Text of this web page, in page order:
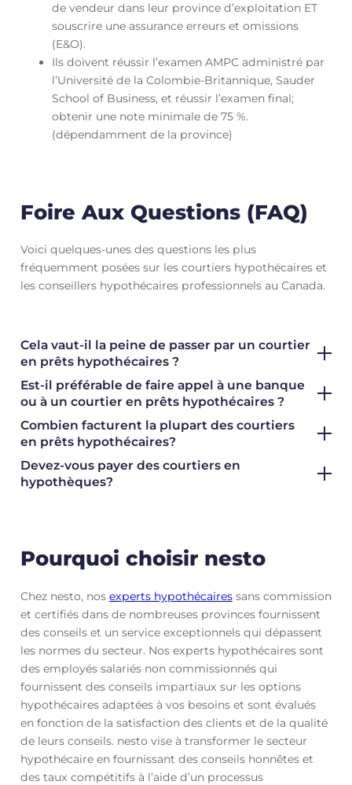
de vendeur dans leur province d’exploitation ET
souscrire une assurance erreurs et omissions
(E&O).
Ils doivent réussir l’examen AMPC administré par
l’Université de la Colombie-Britannique, Sauder
School of Business, et réussir l’examen final;
obtenir une note minimale de 75 %.
(dépendamment de la province)
Foire Aux Questions (FAQ)
Voici quelques-unes des questions les plus
fréquemment posées sur les courtiers hypothécaires et
les conseillers hypothécaires professionnels au Canada.
Cela vaut-il la peine de passer par un courtier
en prêts hypothécaires ?
Est-il préférable de faire appel à une banque
ou à un courtier en prêts hypothécaires ?
Combien facturent la plupart des courtiers
en prêts hypothécaires?
Devez-vous payer des courtiers en
hypothèques?
Pourquoi choisir nesto
Chez nesto, nos experts hypothécairessans commission
et certifiés dans de nombreuses provinces fournissent
des conseils et un service exceptionnels qui dépassent
les normes du secteur. Nos experts hypothécaires sont
des employés salariés non commissionnés qui
fournissent des conseils impartiaux sur les options
hypothécaires adaptées à vos besoins et sont évalués
en fonction de la satisfaction des clients et de la qualité
de leurs conseils. nesto vise à transformer le secteur
hypothécaire en fournissant des conseils honnêtes et
des taux compétitifs à l’aide d’un processus